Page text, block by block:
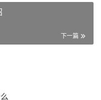
下一篇